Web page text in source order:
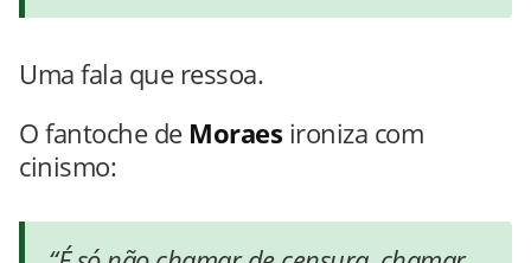
Uma fala que ressoa.
O fantoche de Moraes ironiza com
cinismo: